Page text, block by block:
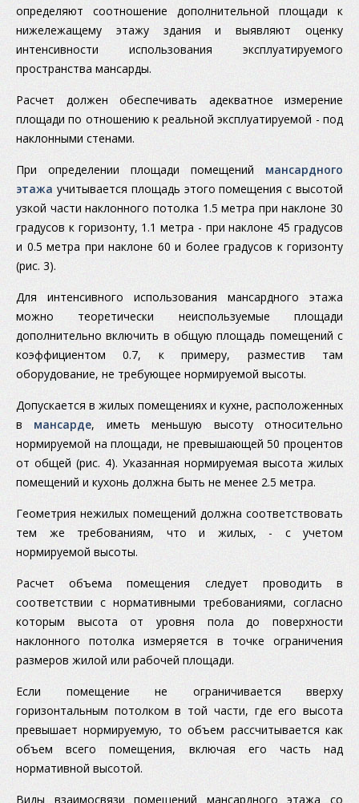
определяют соотношение дополнительной площади к
нижележащему этажу здания и выявляют оценку
интенсивности использования эксплуатируемого
пространства мансарды.
Расчет должен обеспечивать адекватное измерение
площади по отношению к реальной эксплуатируемой - под
наклонными стенами.
При определении площади помещений мансардного
этажа учитывается площадь этого помещения с высотой
узкой части наклонного потолка 1.5 метра при наклоне 30
градусов к горизонту, 1.1 метра - при наклоне 45 градусов
и 0.5 метра при наклоне 60 и более градусов к горизонту
(рис. 3).
Для интенсивного использования мансардного этажа
можно теоретически неиспользуемые площади
дополнительно включить в общую площадь помещений с
коэффициентом 0.7, к примеру, разместив там
оборудование, не требующее нормируемой высоты.
Допускается в жилых помещениях и кухне, расположенных
в мансарде, иметь меньшую высоту относительно
нормируемой на площади, не превышающей 50 процентов
от общей (рис. 4). Указанная нормируемая высота жилых
помещений и кухонь должна быть не менее 2.5 метра.
Геометрия нежилых помещений должна соответствовать
тем же требованиям, что и жилых, - с учетом
нормируемой высоты.
Расчет объема помещения следует проводить в
соответствии с нормативными требованиями, согласно
которым высота от уровня пола до поверхности
наклонного потолка измеряется в точке ограничения
размеров жилой или рабочей площади.
Если помещение не ограничивается вверху
горизонтальным потолком в той части, где его высота
превышает нормируемую, то объем рассчитывается как
объем всего помещения, включая его часть над
нормативной высотой.
Виды взаимосвязи помещений мансардного этажа со